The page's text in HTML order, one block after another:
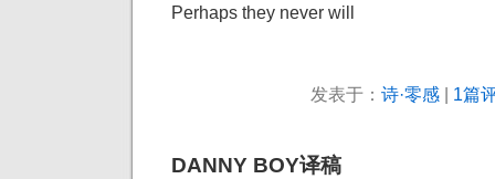
Perhaps they never will
发表于： 诗·零感| 1篇
DANNY BOY译稿